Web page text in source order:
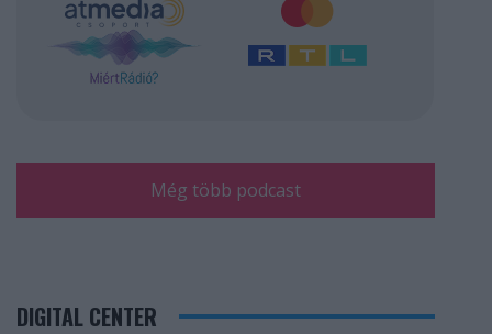
Még több podcast
DIGITAL CENTER